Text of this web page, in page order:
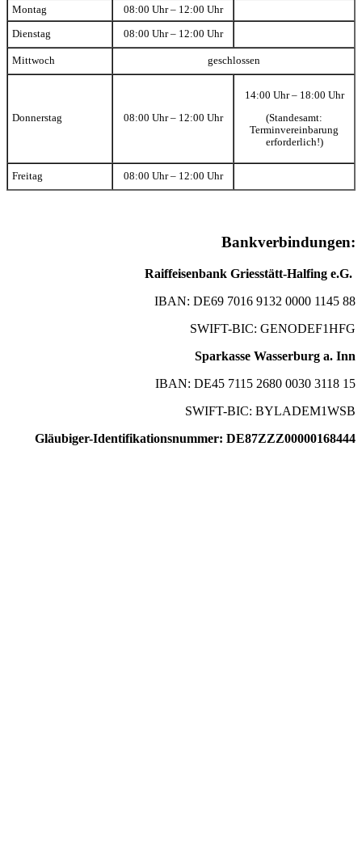
Montag 08:00 Uhr – 12:00 Uhr
Dienstag 08:00 Uhr – 12:00 Uhr
Mittwoch geschlossen
Donnerstag 08:00 Uhr – 12:00 Uhr
14:00 Uhr – 18:00 Uhr
(Standesamt:
Terminvereinbarung
erforderlich!)
Freitag 08:00 Uhr – 12:00 Uhr
Bankverbindungen:
Raiffeisenbank Griesstätt-Halfing e.G.
IBAN: DE69 7016 9132 0000 1145 88
SWIFT-BIC: GENODEF1HFG
Sparkasse Wasserburg a. Inn
IBAN: DE45 7115 2680 0030 3118 15
SWIFT-BIC: BYLADEM1WSB
Gläubiger-Identifikationsnummer: DE87ZZZ00000168444